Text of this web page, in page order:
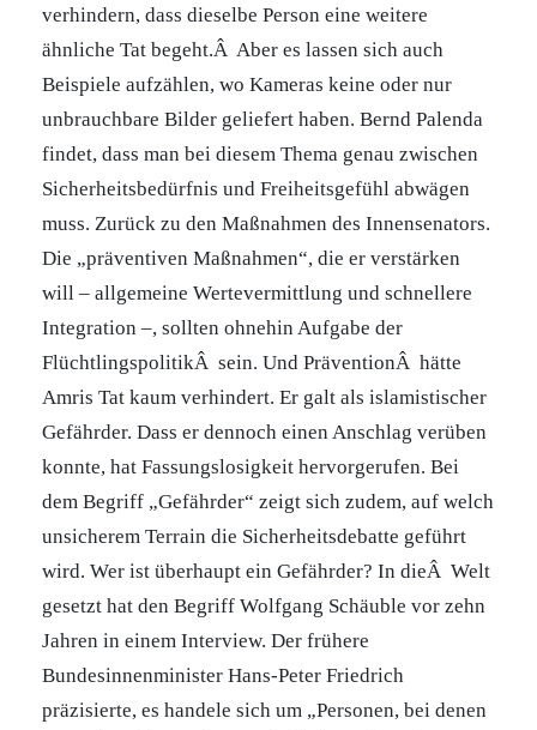
verhindern, dass dieselbe Person eine weitere
ähnliche Tat begeht.Â Aber es lassen sich auch
Beispiele aufzählen, wo Kameras keine oder nur
unbrauchbare Bilder geliefert haben. Bernd Palenda
findet, dass man bei diesem Thema genau zwischen
Sicherheitsbedürfnis und Freiheitsgefühl abwägen
muss. Zurück zu den Maßnahmen des Innensenators.
Die „präventiven Maßnahmen“, die er verstärken
will – allgemeine Wertevermittlung und schnellere
Integration –, sollten ohnehin Aufgabe der
FlüchtlingspolitikÂ sein. Und PräventionÂ hätte
Amris Tat kaum verhindert. Er galt als islamistischer
Gefährder. Dass er dennoch einen Anschlag verüben
konnte, hat Fassungslosigkeit hervorgerufen. Bei
dem Begriff „Gefährder“ zeigt sich zudem, auf welch
unsicherem Terrain die Sicherheitsdebatte geführt
wird. Wer ist überhaupt ein Gefährder? In dieÂ Welt
gesetzt hat den Begriff Wolfgang Schäuble vor zehn
Jahren in einem Interview. Der frühere
Bundesinnenminister Hans-Peter Friedrich
präzisierte, es handele sich um „Personen, bei denen